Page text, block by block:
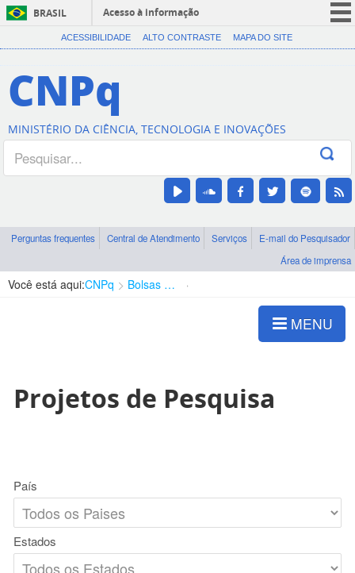
BRASIL
Acesso à informação
CORONAVÍRUS (COVID-19)
Canais
ACESSIBILIDADE ALTO CONTRASTE MAPA DO SITE
CNPq
MINISTÉRIO DA CIÊNCIA, TECNOLOGIA E INOVAÇÕES
Perguntas frequentes Central de Atendimento Serviços
E-mail do Pesquisador
Área de imprensa
Você está aqui:CNPq Bolsas e Auxílios Vigentes
MENU
Projetos de Pesquisa
País
Estados